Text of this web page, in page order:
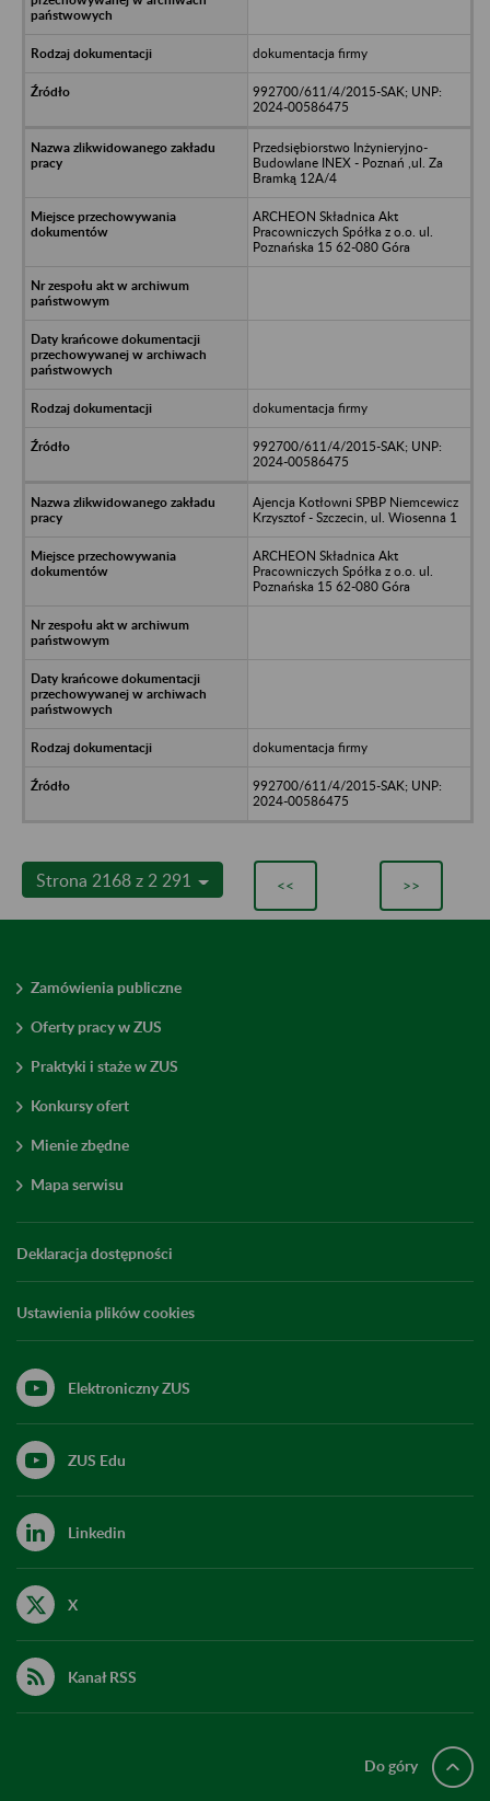
dokumentacja firmy
992700/611/4/2015-SAK; UNP:
2024-00586475
Przedsiębiorstwo Inżynieryjno-
Budowlane INEX - Poznań ,ul. Za
Bramką 12A/4
ARCHEON Składnica Akt
Pracowniczych Spółka z o.o. ul.
Poznańska 15 62-080 Góra
dokumentacja firmy
992700/611/4/2015-SAK; UNP:
2024-00586475
Ajencja Kotłowni SPBP Niemcewicz
Krzysztof - Szczecin, ul. Wiosenna 1
ARCHEON Składnica Akt
Pracowniczych Spółka z o.o. ul.
Poznańska 15 62-080 Góra
dokumentacja firmy
992700/611/4/2015-SAK; UNP:
2024-00586475
Strona 2168 z 2 291 << >>
Zamówienia publiczne
Oferty pracy w ZUS
Praktyki i staże w ZUS
Konkursy ofert
Mienie zbędne
Mapa serwisu
Deklaracja dostępności
Ustawienia plików cookies
Elektroniczny ZUS
ZUS Edu
Linkedin
X
Kanał RSS
Do góry